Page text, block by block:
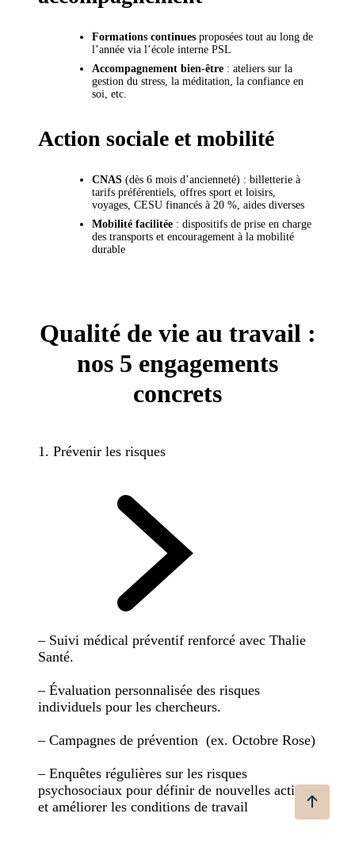
Formations continues proposées tout au long de
l’année via l’école interne PSL
Accompagnement bien-être : ateliers sur la
gestion du stress, la méditation, la confiance en
soi, etc.
Action sociale et mobilité
CNAS (dès 6 mois d’ancienneté) : billetterie à
tarifs préférentiels, offres sport et loisirs,
voyages, CESU financés à 20 %, aides diverses
Mobilité facilitée : dispositifs de prise en charge
des transports et encouragement à la mobilité
durable
Qualité de vie au travail :
nos 5 engagements
concrets
1. Prévenir les risques
– Suivi médical préventif renforcé avec Thalie
Santé.
– Évaluation personnalisée des risques
individuels pour les chercheurs.
– Campagnes de prévention (ex. Octobre Rose)
– Enquêtes régulières sur les risques
psychosociaux pour définir de nouvelles actions
et améliorer les conditions de travail